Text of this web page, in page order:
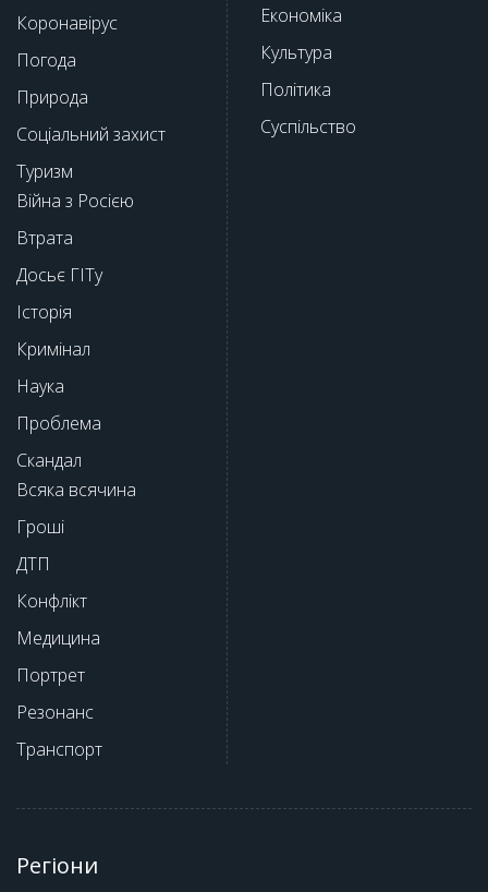
Коронавірус
Погода
Природа
Соціальний захист
Туризм
Війна з Росією
Втрата
Досьє ГІТу
Історія
Кримінал
Наука
Проблема
Скандал
Всяка всячина
Гроші
ДТП
Конфлікт
Медицина
Портрет
Резонанс
Транспорт
Економіка
Культура
Політика
Суспільство
Регіони